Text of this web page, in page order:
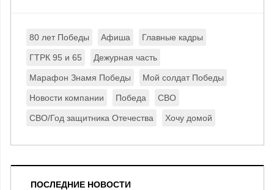
80 лет Победы Афиша Главные кадры
ГТРК 95 и 65 Дежурная часть
Марафон Знамя Победы Мой солдат Победы
Новости компании Победа СВО
СВО/Год защитника Отечества Хочу домой
ПОСЛЕДНИЕ НОВОСТИ